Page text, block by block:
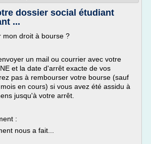
dossier social étudiant
...
mon droit à bourse ?
un mail ou courrier avec votre
et la date d'arrêt exacte de vos
pas à rembourser votre bourse (sauf
en cours) si vous avez été assidu à
jusqu'à votre arrêt.
:
nous a fait...